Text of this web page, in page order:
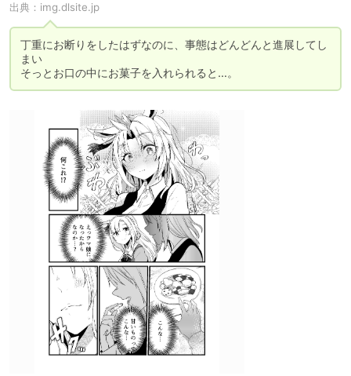
出典： img.dlsite.jp
丁重にお断りをしたはずなのに、事態はどんどんと進展してし
まい
そっとお口の中にお菓子を入れられると…。